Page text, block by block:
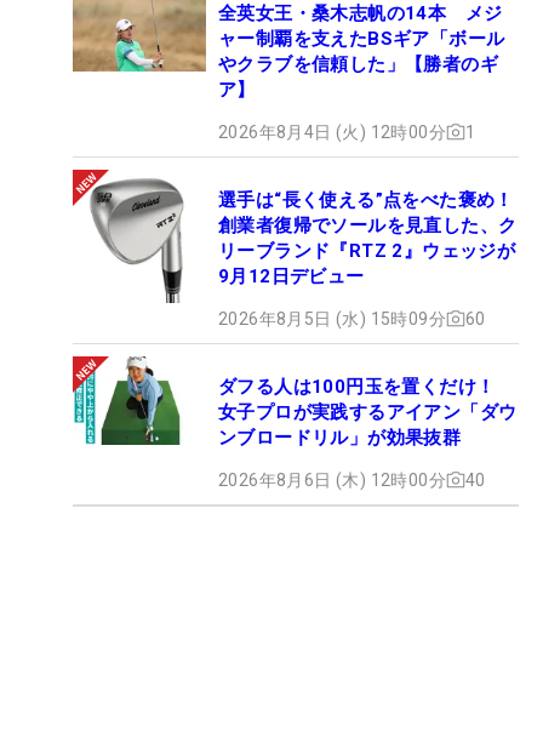
全英女王・桑木志帆の14本 メジ
ャー制覇を支えたBSギア「ボール
やクラブを信頼した」【勝者のギ
ア】
2026年8月4日 (火) 12時00分 1
選手は“長く使える”点をべた褒め！
創業者復帰でソールを見直した、ク
リーブランド『RTZ 2』ウェッジが
9月12日デビュー
2026年8月5日 (水) 15時09分 60
ダフる人は100円玉を置くだけ！
女子プロが実践するアイアン「ダウ
ンブロードリル」が効果抜群
2026年8月6日 (木) 12時00分 40